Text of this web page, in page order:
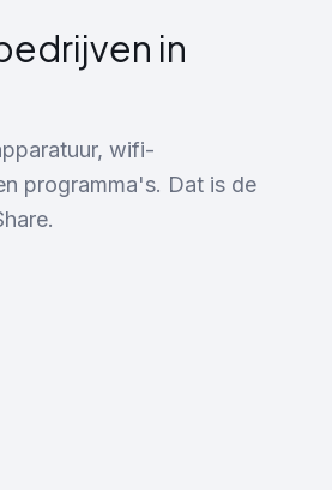
in
wifi-
programma's. Dat is de